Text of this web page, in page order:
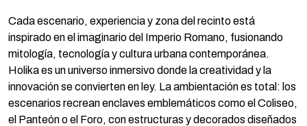
Cada escenario, experiencia y zona del recinto está
inspirado en el imaginario del Imperio Romano, fusionando
mitología, tecnología y cultura urbana contemporánea.
Holika es un universo inmersivo donde la creatividad y la
innovación se convierten en ley. La ambientación es total: los
escenarios recrean enclaves emblemáticos como el Coliseo,
el Panteón o el Foro, con estructuras y decorados diseñados